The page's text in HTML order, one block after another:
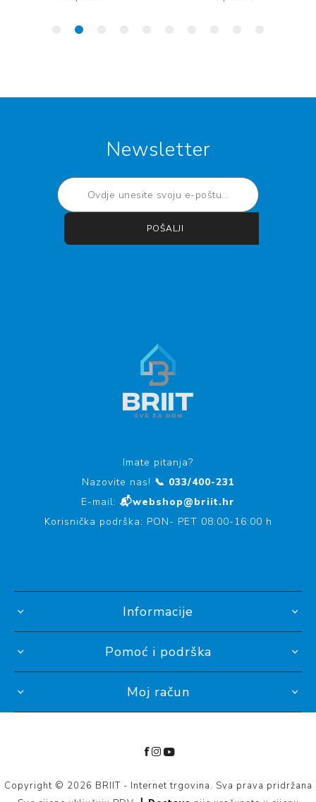
Newsletter
POŠALJI
Imate pitanja?
Nazovite nas! 📞 033/400-231
E-mail: 📬webshop@briit.hr
Korisnička podrška: PON- PET 08:00-16:00 h
Informacije
Pomoć i podrška
Moj račun
Copyright © 2026 BRIIT - Internet trgovina. Sva prava pridržana